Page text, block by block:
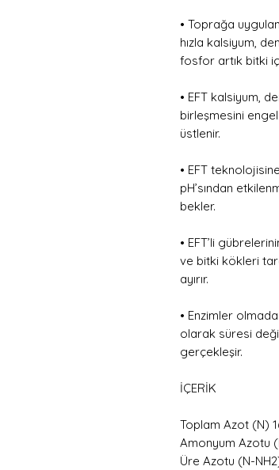
• Toprağa
hızla kalsiyum,
fosfor artık bitki
• EFT kalsiyum,
birleşmesini
üstlenir.
• EFT
pH’sından
bekler.
• EFT’li
ve bitki kökleri
ayırır.
• Enzimler
olarak süresi
gerçekleşir.
İÇERİK
Toplam Azot (N)
Amonyum Azotu
Üre Azotu (N-